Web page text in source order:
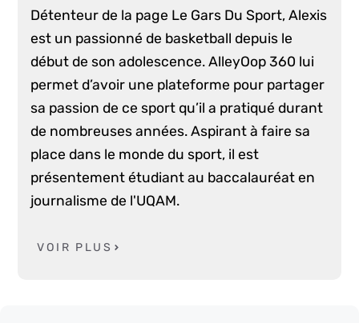
Détenteur de la page Le Gars Du Sport, Alexis
est un passionné de basketball depuis le
début de son adolescence. AlleyOop 360 lui
permet d’avoir une plateforme pour partager
sa passion de ce sport qu’il a pratiqué durant
de nombreuses années. Aspirant à faire sa
place dans le monde du sport, il est
présentement étudiant au baccalauréat en
journalisme de l'UQAM.
VOIR PLUS